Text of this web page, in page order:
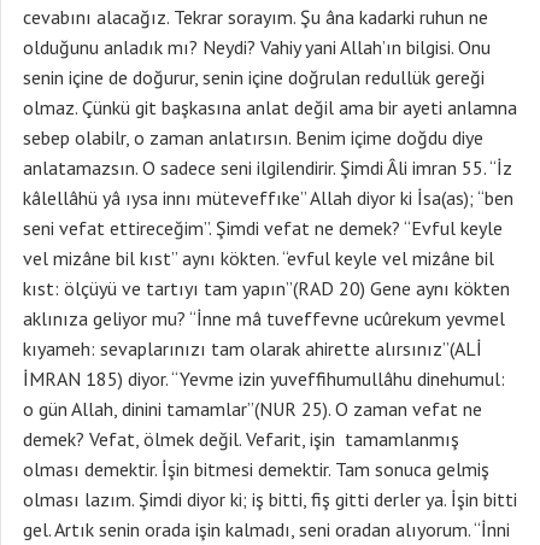
cevabını alacağız. Tekrar sorayım. Şu âna kadarki ruhun ne
olduğunu anladık mı? Neydi? Vahiy yani Allah’ın bilgisi. Onu
senin içine de doğurur, senin içine doğrulan redullük gereği
olmaz. Çünkü git başkasına anlat değil ama bir ayeti anlamna
sebep olabilr, o zaman anlatırsın. Benim içime doğdu diye
anlatamazsın. O sadece seni ilgilendirir. Şimdi Âli imran 55. “İz
kâlellâhü yâ ıysa innı müteveffıke” Allah diyor ki İsa(as); “ben
seni vefat ettireceğim”. Şimdi vefat ne demek? “Evful keyle
vel mizâne bil kıst” aynı kökten. “evful keyle vel mizâne bil
kıst: ölçüyü ve tartıyı tam yapın”(RAD 20) Gene aynı kökten
aklınıza geliyor mu? “İnne mâ tuveffevne ucûrekum yevmel
kıyameh: sevaplarınızı tam olarak ahirette alırsınız”(ALİ
İMRAN 185) diyor. “Yevme izin yuveffihumullâhu dinehumul:
o gün Allah, dinini tamamlar”(NUR 25). O zaman vefat ne
demek? Vefat, ölmek değil. Vefarit, işin tamamlanmış
olması demektir. İşin bitmesi demektir. Tam sonuca gelmiş
olması lazım. Şimdi diyor ki; iş bitti, fiş gitti derler ya. İşin bitti
gel. Artık senin orada işin kalmadı, seni oradan alıyorum. “İnni